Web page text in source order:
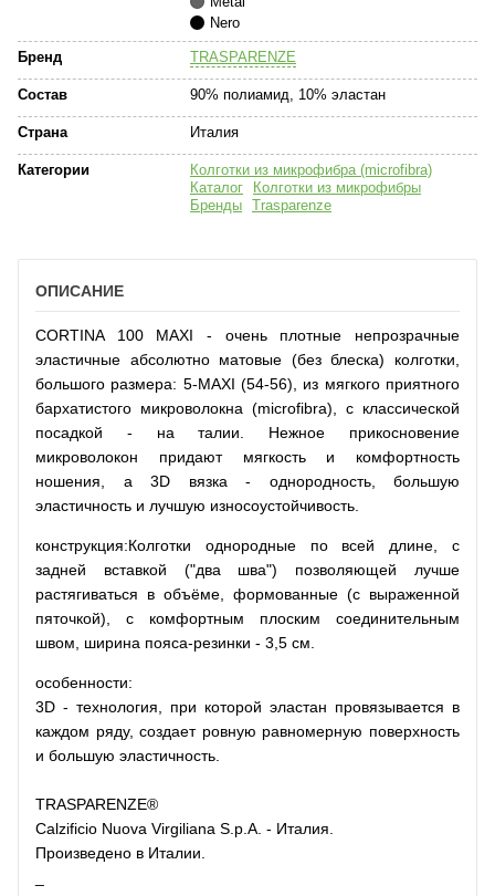
Nero
Бренд TRASPARENZE
Состав 90% полиамид, 10% эластан
Страна Италия
Категории
Колготки из микрофибра (microfibra)
Каталог
Колготки из микрофибры
Бренды Trasparenze
ОПИСАНИЕ
CORTINA 100 MAXI - очень плотные непрозрачные
эластичные абсолютно матовые (без блеска) колготки,
большого размера: 5-MAXI (54-56), из мягкого приятного
бархатистого микроволокна (microfibra), с классической
посадкой - на талии. Нежное прикосновение
микроволокон придают мягкость и комфортность
ношения, а 3D вязка - однородность, большую
эластичность и лучшую износоустойчивость.
конструкция:Колготки однородные по всей длине, с
задней вставкой ("два шва") позволяющей лучше
растягиваться в объёме, формованные (с выраженной
пяточкой), с комфортным плоским соединительным
швом, ширина пояса-резинки - 3,5 см.
особенности:
3D - технология, при которой эластан провязывается в
каждом ряду, создает ровную равномерную поверхность
и большую эластичность.
TRASPARENZE®
Calzificio Nuova Virgiliana S.p.A. - Италия.
Произведено в Италии.